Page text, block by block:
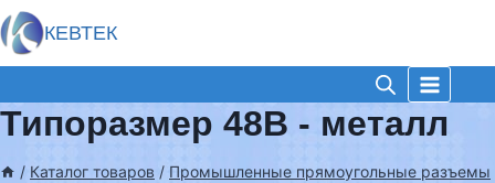
КЕВТЕК
Типоразмер 48B - металл
/ Каталог товаров / Промышленные прямоугольные разъемы